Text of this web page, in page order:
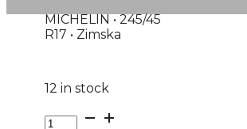
MICHELIN • 245/45
R17 • Zimska
12 in stock
245/45R17